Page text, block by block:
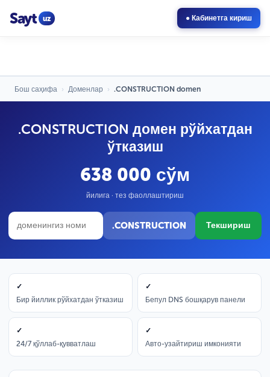
Sayt uz ● Кабинетга кириш
Бош саҳифа › Доменлар › .CONSTRUCTION domen
.CONSTRUCTION домен рўйхатдан
ўтказиш
638 000 сўм
йилига · тез фаоллаштириш
.CONSTRUCTION Текшириш
✓
Бир йиллик рўйхатдан ўтказиш
✓
Бепул DNS бошқарув панели
✓
24/7 қўллаб-қувватлаш
✓
Авто-узайтириш имконияти